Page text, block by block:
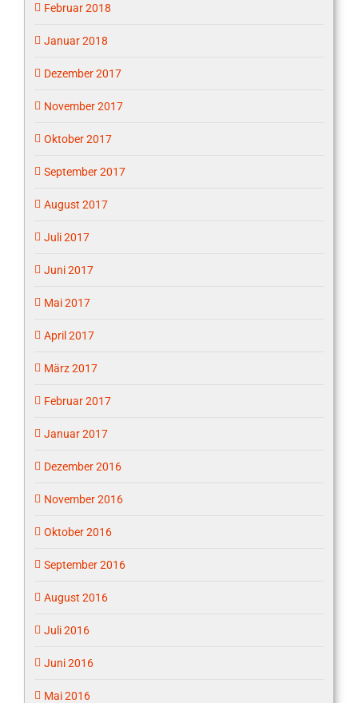
Februar 2018
Januar 2018
Dezember 2017
November 2017
Oktober 2017
September 2017
August 2017
Juli 2017
Juni 2017
Mai 2017
April 2017
März 2017
Februar 2017
Januar 2017
Dezember 2016
November 2016
Oktober 2016
September 2016
August 2016
Juli 2016
Juni 2016
Mai 2016